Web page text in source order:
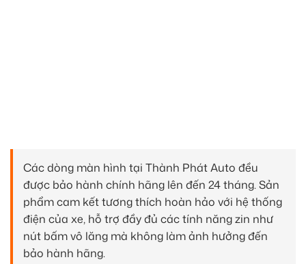
Các dòng màn hình tại Thành Phát Auto đều
được bảo hành chính hãng lên đến 24 tháng. Sản
phẩm cam kết tương thích hoàn hảo với hệ thống
điện của xe, hỗ trợ đầy đủ các tính năng zin như
nút bấm vô lăng mà không làm ảnh hưởng đến
bảo hành hãng.